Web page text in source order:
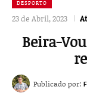
DESPORTO
23 de Abril, 2023
Beira-
Publicado por: